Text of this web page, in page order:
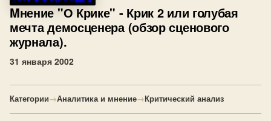
Mнение "О Крике" - Крик 2 или голубая
мечта демосценера (обзор сценового
журнала).
31 января 2002
Категории→Аналитика и мнение→Критический анализ